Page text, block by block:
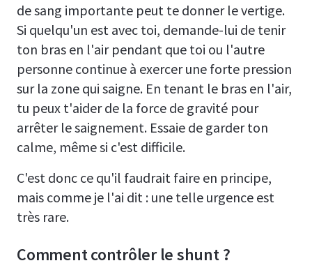
de sang importante peut te donner le vertige.
Si quelqu'un est avec toi, demande-lui de tenir
ton bras en l'air pendant que toi ou l'autre
personne continue à exercer une forte pression
sur la zone qui saigne. En tenant le bras en l'air,
tu peux t'aider de la force de gravité pour
arrêter le saignement. Essaie de garder ton
calme, même si c'est difficile.
C'est donc ce qu'il faudrait faire en principe,
mais comme je l'ai dit : une telle urgence est
très rare.
Comment contrôler le shunt ?